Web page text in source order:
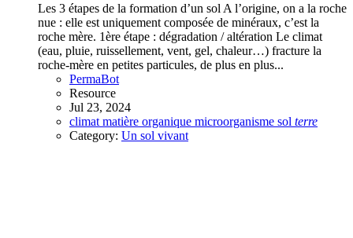
Les 3 étapes de la formation d’un sol A l’origine, on a la roche
nue : elle est uniquement composée de minéraux, c’est la
roche mère. 1ère étape : dégradation / altération Le climat
(eau, pluie, ruissellement, vent, gel, chaleur…) fracture la
roche-mère en petites particules, de plus en plus...
PermaBot
Resource
Jul 23, 2024
climat matière organique microorganisme sol terre
Category: Un sol vivant